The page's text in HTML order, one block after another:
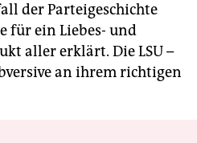
der Parteigeschichte
für ein Liebes- und
aller erklärt. Die LSU –
an ihrem richtigen